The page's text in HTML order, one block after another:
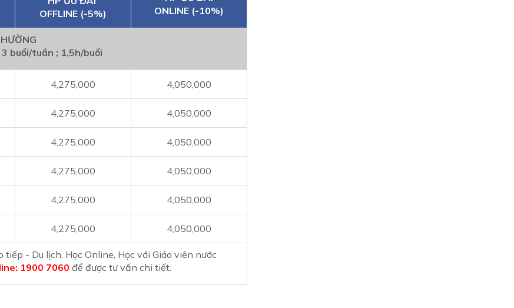
OFFLINE (-5%)
ONLINE (-10%)
buổi/tuần ; 1,5h/buổi
4,275,000 4,050,000
4,275,000 4,050,000
4,275,000 4,050,000
4,275,000 4,050,000
4,275,000 4,050,000
4,275,000 4,050,000
- Du lịch, Học Online, Học với Giáo viên nước
1900 7060 để được tư vấn chi tiết.